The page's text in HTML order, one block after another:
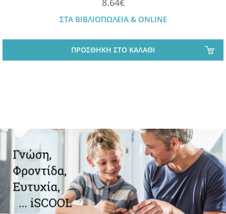
8.64€
ΣΤΑ ΒΙΒΛΙΟΠΩΛΕΙΑ & ONLINE
ΠΡΟΣΘΗΚΗ ΣΤΟ ΚΑΛΑΘΙ